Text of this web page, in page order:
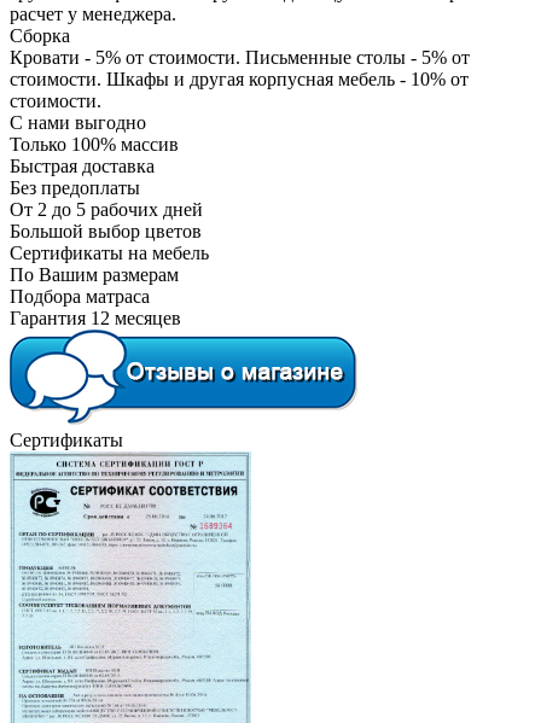
расчет у менеджера.
Сборка
Кровати - 5% от стоимости. Письменные столы - 5% от
стоимости. Шкафы и другая корпусная мебель - 10% от
стоимости.
С нами выгодно
Только 100% массив
Быстрая доставка
Без предоплаты
От 2 до 5 рабочих дней
Большой выбор цветов
Сертификаты на мебель
По Вашим размерам
Подбора матраса
Гарантия 12 месяцев
Сертификаты